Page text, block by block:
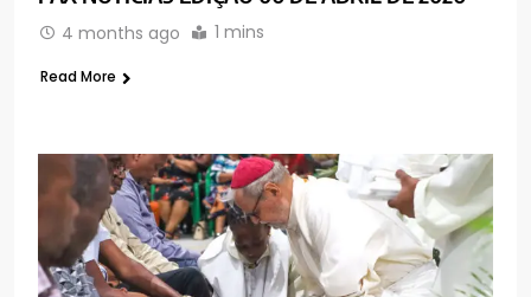
4 months ago 1 mins
Read More